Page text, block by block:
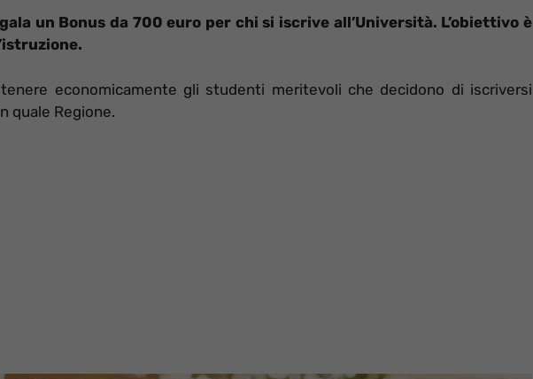
un Bonus da 700 euro per chi si iscrive all’Università. L’obiettivo è
economicamente gli studenti meritevoli che decidono di iscriversi
quale Regione.